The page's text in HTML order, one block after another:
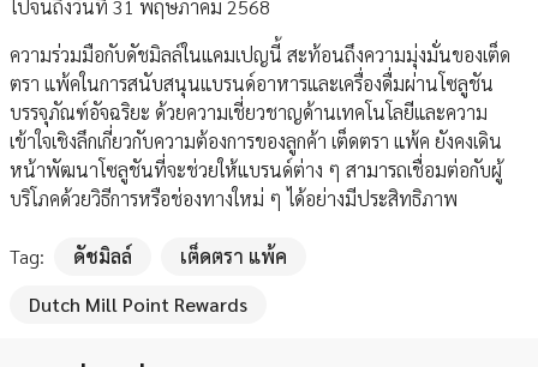
ไปจนถึงวันที่ 31 พฤษภาคม 2568
ความร่วมมือกับดัชมิลล์ในแคมเปญนี้ สะท้อนถึงความมุ่งมั่นของเต็ด
ตรา แพ้คในการสนับสนุนแบรนด์อาหารและเครื่องดื่มผ่านโซลูชัน
บรรจุภัณฑ์อัจฉริยะ ด้วยความเชี่ยวชาญด้านเทคโนโลยีและความ
เข้าใจเชิงลึกเกี่ยวกับความต้องการของลูกค้า เต็ดตรา แพ้ค ยังคงเดิน
หน้าพัฒนาโซลูชันที่จะช่วยให้แบรนด์ต่าง ๆ สามารถเชื่อมต่อกับผู้
บริโภคด้วยวิธีการหรือช่องทางใหม่ ๆ ได้อย่างมีประสิทธิภาพ
Tag: ดัชมิลล์
เต็ดตรา แพ้ค
Dutch Mill Point Rewards